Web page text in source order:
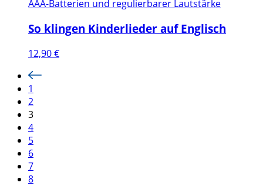
AAA-Batterien und regulierbarer Lautstärke
So klingen Kinderlieder auf Englisch
12,90€
1
2
3
4
5
6
7
8